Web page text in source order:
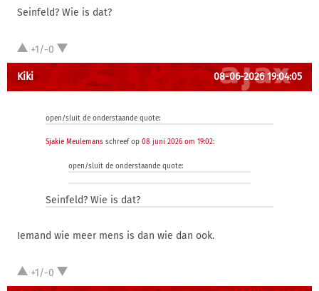
Seinfeld? Wie is dat?
+1/-0
Kiki 08-06-2026 19:04:05
open/sluit de onderstaande quote:
Sjakie Meulemans schreef op 08 juni 2026 om 19:02:
open/sluit de onderstaande quote:
Seinfeld? Wie is dat?
Iemand wie meer mens is dan wie dan ook.
+1/-0